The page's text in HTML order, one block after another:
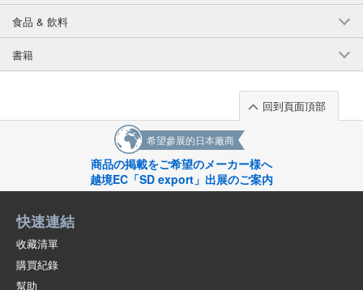
食品 & 飲料
書籍
回到頁面頂部
希望參展的日本廠商
商品の掲載をご希望のメーカー様へ
越境EC「SD export」出展のご案内
快速連結
收藏清單
購買紀錄
幫助